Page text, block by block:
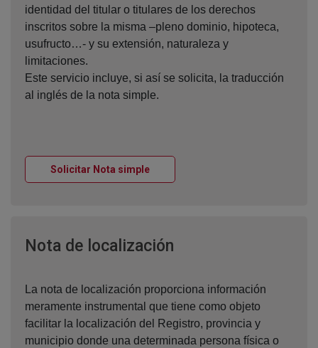
identidad del titular o titulares de los derechos
inscritos sobre la misma –pleno dominio, hipoteca,
usufructo…- y su extensión, naturaleza y
limitaciones.
Este servicio incluye, si así se solicita, la traducción
al inglés de la nota simple.
Solicitar Nota simpleVentana nueva
Nota de localización
La nota de localización proporciona información
meramente instrumental que tiene como objeto
facilitar la localización del Registro, provincia y
municipio donde una determinada persona física o